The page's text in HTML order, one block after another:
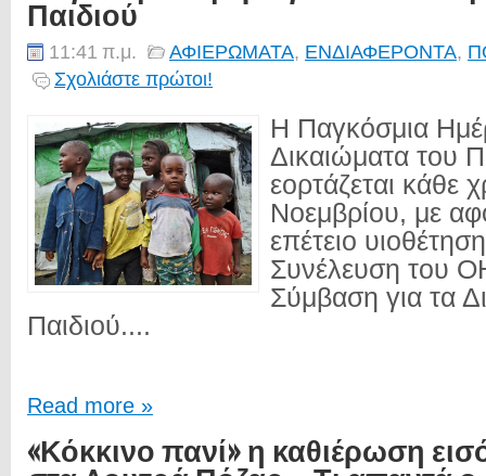
Παιδιού
11:41 π.μ. ΑΦΙΕΡΩΜΑΤΑ, ΕΝΔΙΑΦΕΡΟΝΤΑ,
Σχολιάστε πρώτοι!
Η Παγκόσμια
Δικαιώματα του
εορτάζεται κάθε
Νοεμβρίου, με
επέτειο
Συνέλευση του
Σύμβαση για τα
Παιδιού....
Read more »
«Κόκκινο πανί» η καθιέρωση